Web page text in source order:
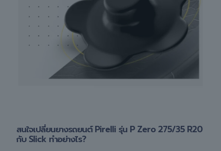
สนใจเปลี่ยนยางรถยนต์ Pirelli รุ่น P Zero 275/35 R20
กับ Slick ทำอย่างไร?